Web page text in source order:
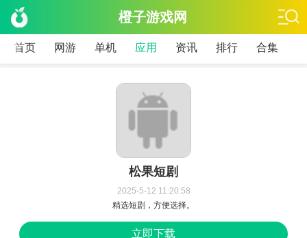
橙子游戏网
首页 网游 单机 应用 资讯 排行 合集
松果短剧
2025-5-12 11:20:58
精选短剧，方便选择。
立即下载